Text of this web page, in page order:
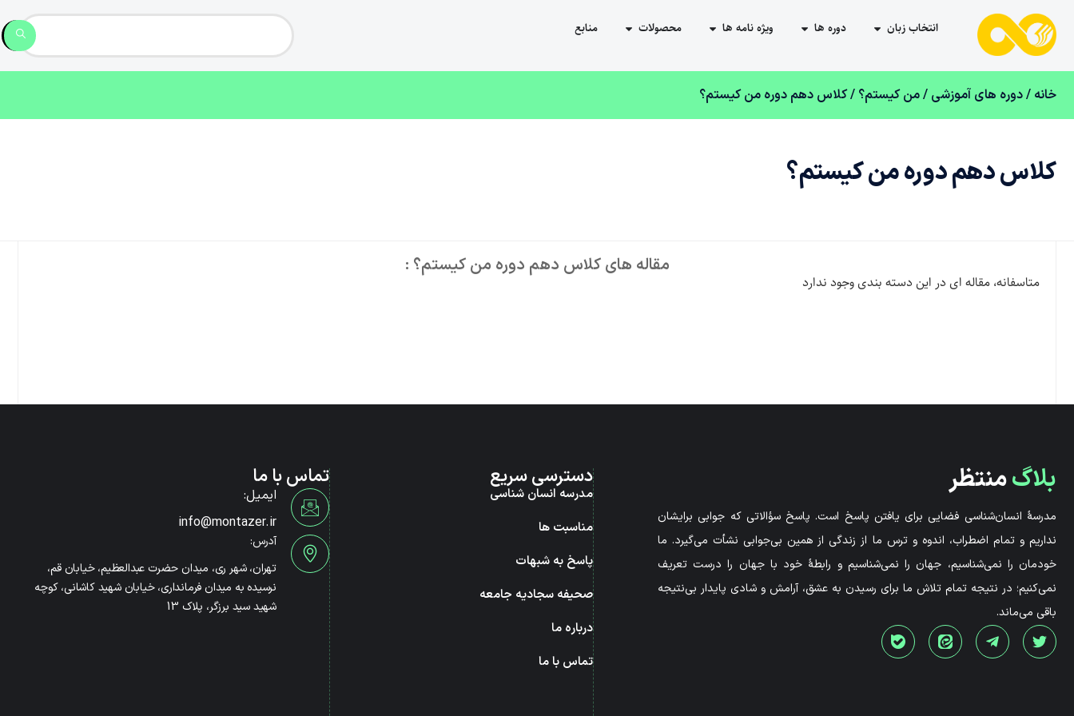
انتخاب زبان دوره ها ویژه نامه ها محصولات منابع
خانه /دوره های آموزشی /من کیستم؟ / کلاس دهم دوره من کیستم؟
کلاس دهم دوره من کیستم؟
مقاله های کلاس دهم دوره من کیستم؟ :
متاسفانه، مقاله ای در این دسته بندی وجود ندارد
بلاگمنتظر
مدرسۀ انسان‌شناسی فضایی برای یافتن پاسخ است. پاسخ سؤالاتی که جوابی برایشان
نداریم و تمام اضطراب، اندوه و ترس ما از زندگی از همین بی‌جوابی نشأت می‌گیرد. ما
خودمان را نمی‌شناسیم، جهان را نمی‌شناسیم و رابطۀ خود با جهان را درست تعریف
نمی‌کنیم؛ در نتیجه تمام تلاش ما برای رسیدن به عشق، آرامش و شادی پایدار بی‌نتیجه
باقی می‌ماند.
دسترسی سریع
مدرسه انسان شناسی
مناسبت ها
پاسخ به شبهات
صحیفه سجادیه جامعه
درباره ما
تماس با ما
تماس با ما
ایمیل:
info@montazer.ir
آدرس:
تهران، شهر ری، میدان حضرت عبدالعظیم، خیابان قم،
نرسیده به میدان فرمانداری، خیابان شهید کاشانی، کوچه
شهید سید برزگر، پلاک 13